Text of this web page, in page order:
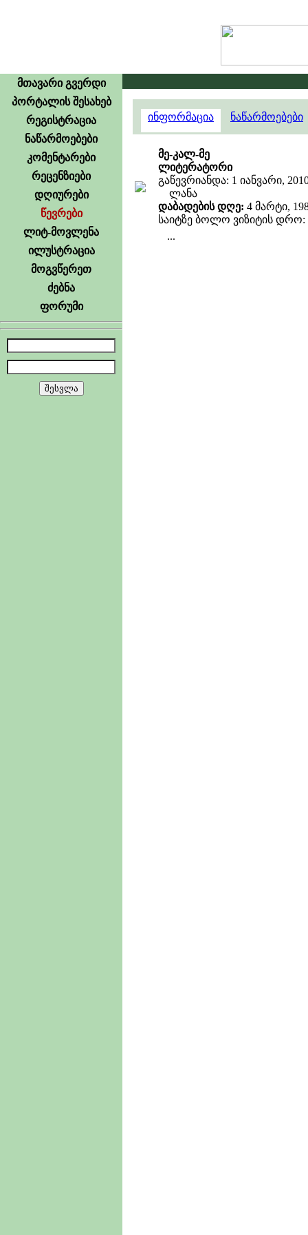
მთავარი გვერდი
პორტალის შესახებ
რეგისტრაცია
ნაწარმოებები
კომენტარები
რეცენზიები
დღიურები
წევრები
ლიტ-მოვლენა
ილუსტრაცია
მოგვწერეთ
ძებნა
ფორუმი
ინფორმაცია ნაწარმოებები
მე-კალ-მე
ლიტერატორი
გაწევრიანდა: 1 იანვარი,
ლანა
დაბადების დღე: 4 მარტი,
საიტზე ბოლო ვიზიტის დრო:
...